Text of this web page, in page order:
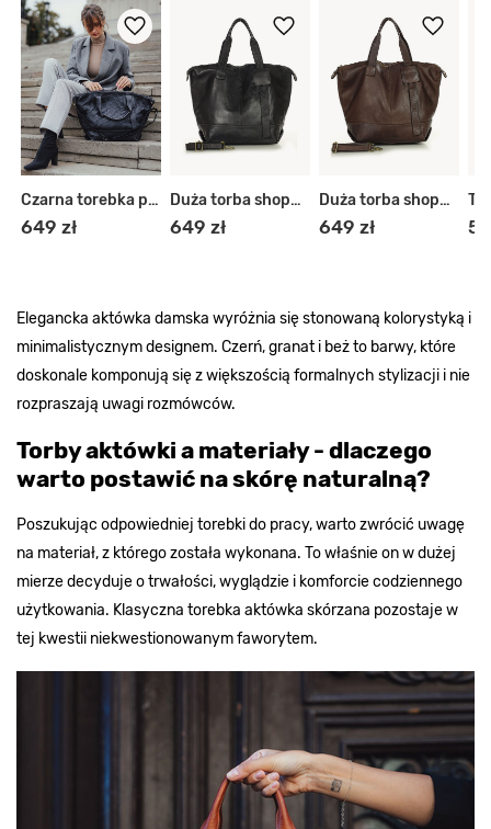
Czarna torebka pleciona shopper
649 zł
Duża torba shopper czarna
649 zł
Duża torba shopper A4
649 zł
Elegancka aktówka damska wyróżnia się stonowaną kolorystyką i
minimalistycznym designem. Czerń, granat i beż to barwy, które
doskonale komponują się z większością formalnych stylizacji i nie
rozpraszają uwagi rozmówców.
Torby aktówki a materiały - dlaczego
warto postawić na skórę naturalną?
Poszukując odpowiedniej torebki do pracy, warto zwrócić uwagę
na materiał, z którego została wykonana. To właśnie on w dużej
mierze decyduje o trwałości, wyglądzie i komforcie codziennego
użytkowania. Klasyczna torebka aktówka skórzana pozostaje w
tej kwestii niekwestionowanym faworytem.